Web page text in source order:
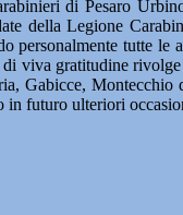
di Pesaro
della Legione
tutte
viva gratitudine
Gabicce,
in futuro ulteriori